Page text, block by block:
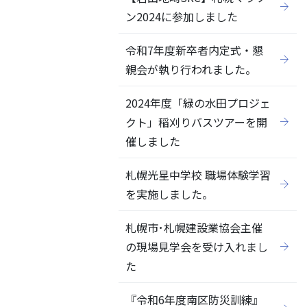
ン2024に参加しました
令和7年度新卒者内定式・懇
親会が執り行われました。
2024年度「緑の水田プロジェ
クト」稲刈りバスツアーを開
催しました
札幌光星中学校 職場体験学習
を実施しました。
札幌市･札幌建設業協会主催
の現場見学会を受け入れまし
た
『令和6年度南区防災訓練』